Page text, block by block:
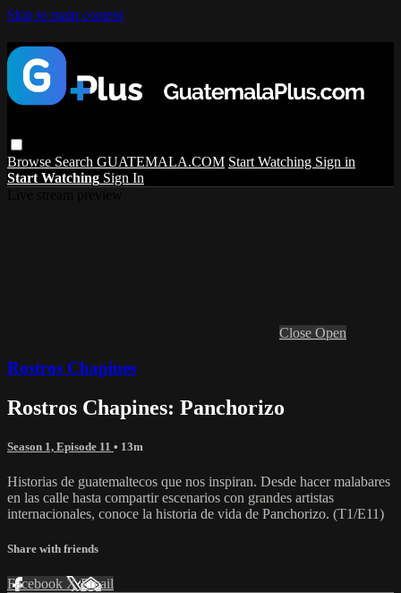
Skip to main content
Browse Search GUATEMALA.COM Start Watching Sign in
Start Watching Sign In
Close Open
Rostros Chapines
Rostros Chapines: Panchorizo
Season 1, Episode 11 • 13m
Historias de guatemaltecos que nos inspiran. Desde hacer malabares
en las calle hasta compartir escenarios con grandes artistas
internacionales, conoce la historia de vida de Panchorizo. (T1/E11)
Share with friends
Facebook XEmail